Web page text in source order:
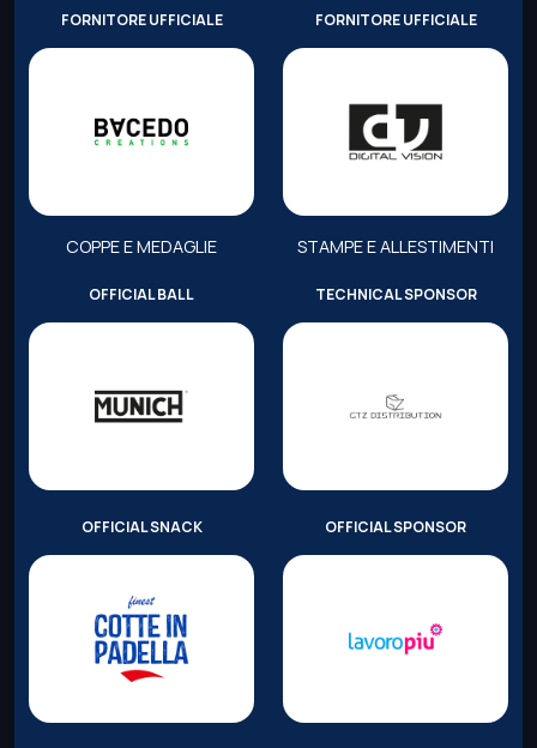
FORNITORE UFFICIALE
COPPE E MEDAGLIE
FORNITORE UFFICIALE
STAMPE E ALLESTIMENTI
OFFICIAL BALL TECHNICAL SPONSOR
OFFICIAL SNACK OFFICIAL SPONSOR